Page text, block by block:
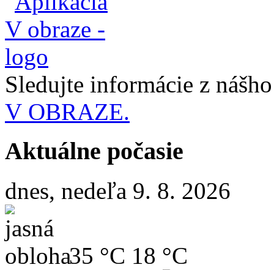
Sledujte informácie z
V OBRAZE.
Aktuálne počasie
dnes, nedeľa 9. 8. 2026
35 °C 18 °C